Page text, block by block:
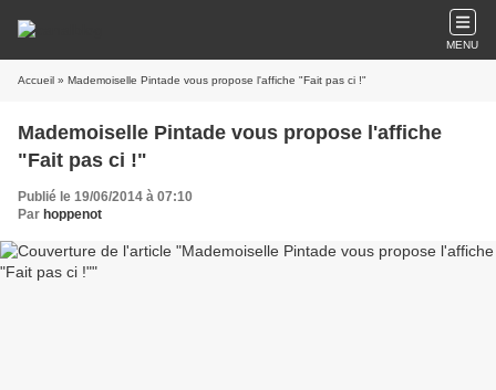
MENU
Accueil » Mademoiselle Pintade vous propose l'affiche "Fait pas ci !"
Mademoiselle Pintade vous propose l'affiche
"Fait pas ci !"
Publié le 19/06/2014 à 07:10
Par hoppenot